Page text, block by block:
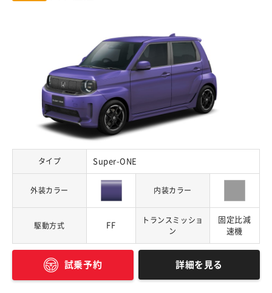
タイプ Super-ONE
外装カラー 内装カラー
駆動方式 FF
トランスミッショ
ン
固定比減
速機
試乗予約 詳細を見る